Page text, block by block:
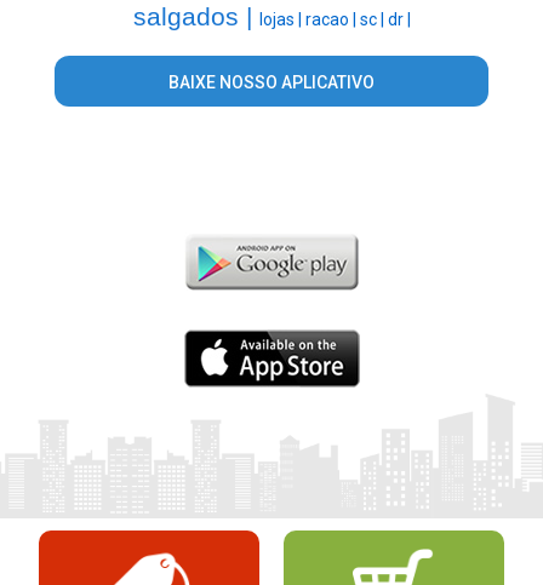
salgados | lojas | racao | sc | dr |
BAIXE NOSSO APLICATIVO